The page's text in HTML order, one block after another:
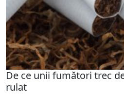
De ce unii fumători trec
rulat